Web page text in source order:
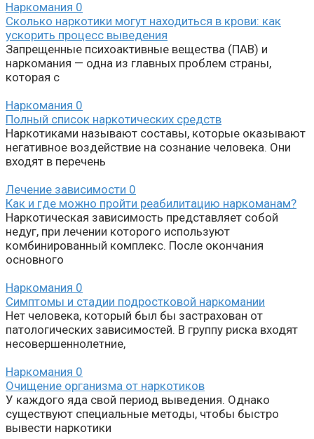
Наркомания 0
Сколько наркотики могут находиться в крови: как
ускорить процесс выведения
Запрещенные психоактивные вещества (ПАВ) и
наркомания — одна из главных проблем страны,
которая с
Наркомания 0
Полный список наркотических средств
Наркотиками называют составы, которые оказывают
негативное воздействие на сознание человека. Они
входят в перечень
Лечение зависимости 0
Как и где можно пройти реабилитацию наркоманам?
Наркотическая зависимость представляет собой
недуг, при лечении которого используют
комбинированный комплекс. После окончания
основного
Наркомания 0
Симптомы и стадии подростковой наркомании
Нет человека, который был бы застрахован от
патологических зависимостей. В группу риска входят
несовершеннолетние,
Наркомания 0
Очищение организма от наркотиков
У каждого яда свой период выведения. Однако
существуют специальные методы, чтобы быстро
вывести наркотики